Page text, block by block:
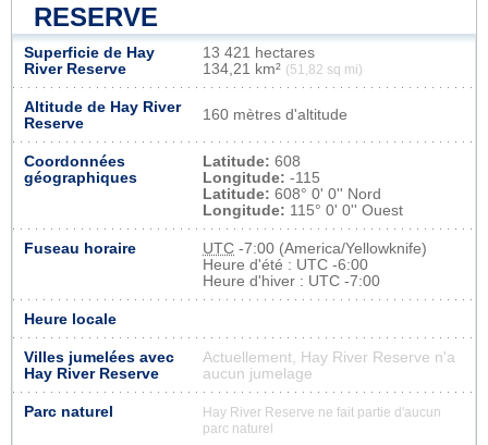
RESERVE
Superficie de Hay
River Reserve
13 421 hectares
134,21 km² (51,82 sq mi)
Altitude de Hay River
Reserve
160 mètres d'altitude
Coordonnées
géographiques
Latitude: 608
Longitude: -115
Latitude: 608° 0' 0'' Nord
Longitude: 115° 0' 0'' Ouest
Fuseau horaire UTC -7:00 (America/Yellowknife)
Heure d'été : UTC -6:00
Heure d'hiver : UTC -7:00
Heure locale
Villes jumelées avec
Hay River Reserve
Actuellement, Hay River Reserve n'a
aucun jumelage
Parc naturel
Hay River Reserve ne fait partie d'aucun
parc naturel